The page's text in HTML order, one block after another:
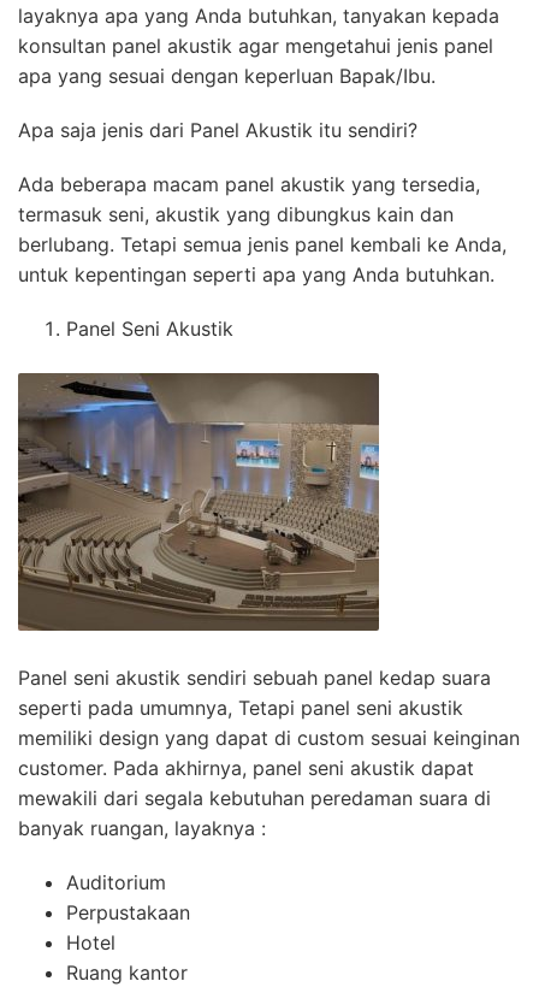
layaknya apa yang Anda butuhkan, tanyakan kepada
konsultan panel akustik agar mengetahui jenis panel
apa yang sesuai dengan keperluan Bapak/Ibu.
Apa saja jenis dari Panel Akustik itu sendiri?
Ada beberapa macam panel akustik yang tersedia,
termasuk seni, akustik yang dibungkus kain dan
berlubang. Tetapi semua jenis panel kembali ke Anda,
untuk kepentingan seperti apa yang Anda butuhkan.
Panel Seni Akustik
Panel seni akustik sendiri sebuah panel kedap suara
seperti pada umumnya, Tetapi panel seni akustik
memiliki design yang dapat di custom sesuai keinginan
customer. Pada akhirnya, panel seni akustik dapat
mewakili dari segala kebutuhan peredaman suara di
banyak ruangan, layaknya :
Auditorium
Perpustakaan
Hotel
Ruang kantor